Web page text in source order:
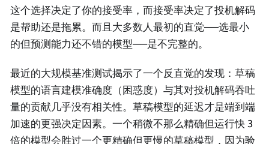
这个选择决定了你的接受率，而接受率决定了投机解码
是帮助还是拖累。而且大多数人最初的直觉——选最小
的但预测能力还不错的模型——是不完整的。
最近的大规模基准测试揭示了一个反直觉的发现：草稿
模型的语言建模准确度（困惑度）与其对投机解码吞吐
量的贡献几乎没有相关性。草稿模型的延迟才是端到端
加速的更强决定因素。一个稍微不那么精确但运行快 3
倍的模型会胜过一个更精确但更慢的草稿模型，因为验